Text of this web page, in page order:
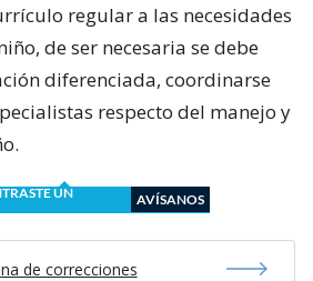
regular a las necesidades
de ser necesaria se debe
diferenciada, coordinarse
respecto del manejo y
UN
AVÍSANOS
de correcciones